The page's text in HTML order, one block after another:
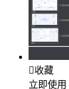
收藏
立即使用